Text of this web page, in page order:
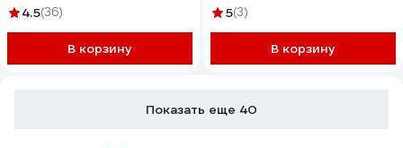
компактный, универсальный
4.5(36)
В корзину
Б0064696
5(3)
В корзину
Показать еще 40